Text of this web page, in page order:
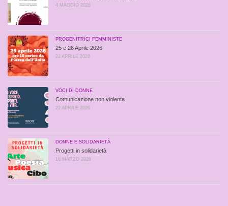
4 MAGGIO 2026
PROGENITRICI FEMMINISTE
25 e 26 Aprile 2026
22 APRILE 2026
VOCI DI DONNE
Comunicazione non violenta
22 APRILE 2026
DONNE E SOLIDARIETÀ
Progetti in solidarietà
16 MARZO 2026